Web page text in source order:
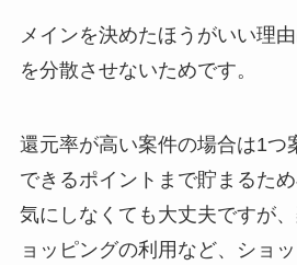
メインを決めたほうがいい理
を分散させないためです。
還元率が高い案件の場合は1つ
できるポイントまで貯まるた
気にしなくても大丈夫ですが
ョッピングの利用など、ショ